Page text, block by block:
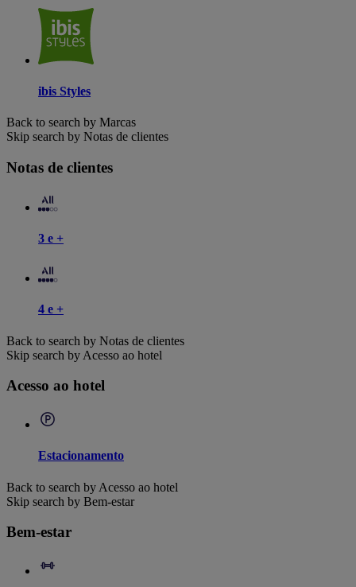
ibis Styles
Back to search by Marcas
Skip search by Notas de clientes
Notas de clientes
3 e +
4 e +
Back to search by Notas de clientes
Skip search by Acesso ao hotel
Acesso ao hotel
Estacionamento
Back to search by Acesso ao hotel
Skip search by Bem-estar
Bem-estar